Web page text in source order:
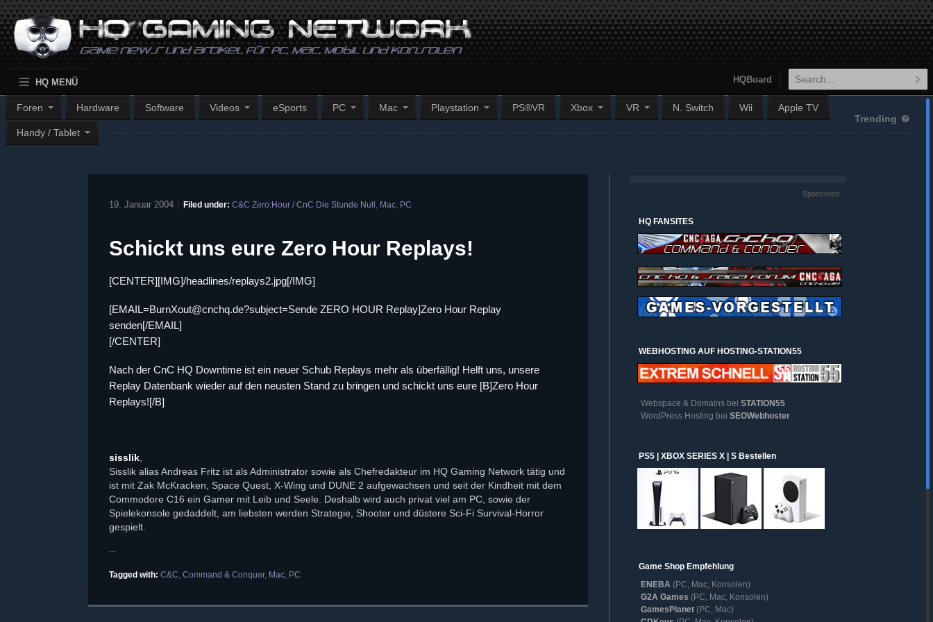
HQ MENÜ
Foren Hardware Software Videos eSports PC Mac Playstation PS®VR Xbox VR N. Switch Wii Apple TV
Handy / Tablet
HQBoard
Trending
19. Januar 2004 Filed under: C&C Zero:Hour / CnC Die Stunde Null , Mac, PC
Schickt uns eure Zero Hour Replays!
[CENTER][IMG]/headlines/replays2.jpg[/IMG]
[EMAIL=BurnXout@cnchq.de?subject=Sende ZERO HOUR Replay]Zero Hour Replay
senden[/EMAIL]
[/CENTER]
Nach der CnC HQ Downtime ist ein neuer Schub Replays mehr als überfällig! Helft uns, unsere
Replay Datenbank wieder auf den neusten Stand zu bringen und schickt uns eure [B]Zero Hour
Replays![/B]
sisslik,
Sisslik alias Andreas Fritz ist als Administrator sowie als Chefredakteur im HQ Gaming Network tätig und
ist mit Zak McKracken, Space Quest, X-Wing und DUNE 2 aufgewachsen und seit der Kindheit mit dem
Commodore C16 ein Gamer mit Leib und Seele. Deshalb wird auch privat viel am PC, sowie der
Spielekonsole gedaddelt, am liebsten werden Strategie, Shooter und düstere Sci-Fi Survival-Horror
gespielt.
Tagged with: C&C, Command & Conquer, Mac, PC
Sponsored
HQ FANSITES
WEBHOSTING AUF HOSTING-STATION55
Webspace & Domains bei STATION55
WordPress Hosting bei SEOWebhoster
PS5 | XBOX SERIES X | S Bestellen
Game Shop Empfehlung
ENEBA (PC, Mac, Konsolen)
G2A Games (PC, Mac, Konsolen)
GamesPlanet(PC, Mac)